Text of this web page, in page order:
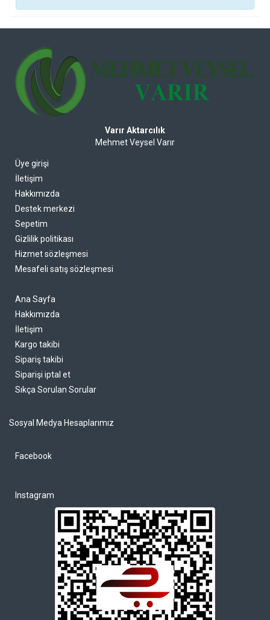
Varır Aktarcılık
Mehmet Veysel Varır
Üye girişi
İletişim
Hakkımızda
Destek merkezi
Sepetim
Gizlilik politikası
Hizmet sözleşmesi
Mesafeli satış sözleşmesi
Ana Sayfa
Hakkımızda
İletişim
Kargo takibi
Sipariş takibi
Siparişi iptal et
Sıkça Sorulan Sorular
Sosyal Medya Hesaplarımız
Facebook
Instagram